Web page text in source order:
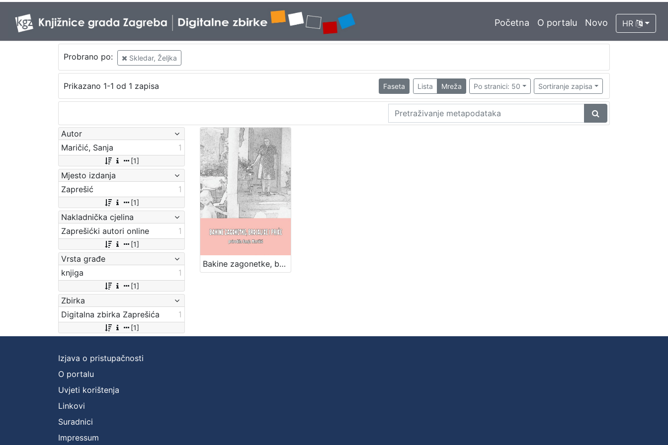
Početna O portalu Novo HR
Probrano po: Skledar, Željka
Prikazano 1-1 od 1 zapisa Faseta Lista Mreža Po stranici: 50 Sortiranje zapisa
Autor
Maričić, Sanja
1
[1]
Mjesto izdanja
Zaprešić
1
[1]
Nakladnička cjelina
Zaprešićki autori online
1
[1]
Vrsta građe
knjiga
1
[1]
Zbirka
Digitalna zbirka Zaprešića
1
[1]
Bakine zagonetke, brojalice i priče / priredila Sanja Maričić
Izjava o pristupačnosti
O portalu
Uvjeti korištenja
Linkovi
Suradnici
Impressum